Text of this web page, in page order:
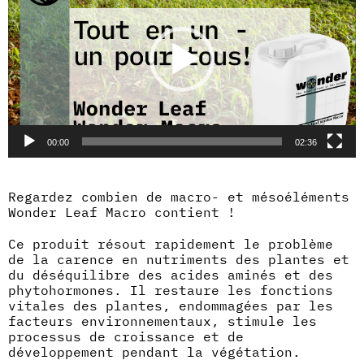
00:00 02:36
Regardez combien de macro- et mésoéléments
Wonder Leaf Macro contient !
Ce produit résout rapidement le problème
de la carence en nutriments des plantes et
du déséquilibre des acides aminés et des
phytohormones. Il restaure les fonctions
vitales des plantes, endommagées par les
facteurs environnementaux, stimule les
processus de croissance et de
développement pendant la végétation.